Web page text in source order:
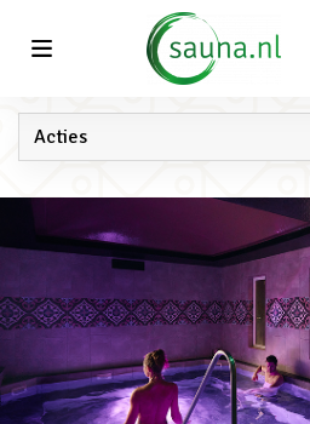
Vind de beste